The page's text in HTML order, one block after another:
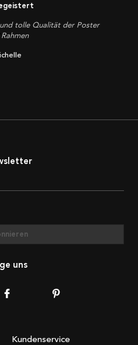
tolle Qualität der Poster
uns
Kundenservice